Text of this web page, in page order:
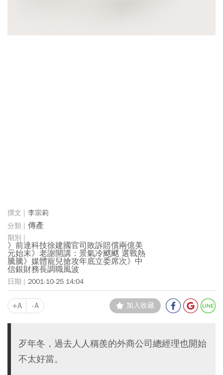
李宗莉
傳產
》前達科技徐建國官司敗訴賠償兩億美
元始末》老謝開講：景氣冷颼颼 選戰熱
騰騰》媒體寵兒搶攻年底立委席次》中
信銀財務長調職風波
2001-10-25 14:04
+A -A 加入收藏
歹年冬，過去人人稱羨的外商公司總經理也開始
不太好當。